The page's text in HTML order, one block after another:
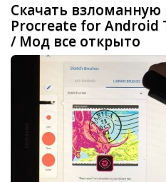
Скачать взломанную
Procreate for Android
/ Мод все открыто